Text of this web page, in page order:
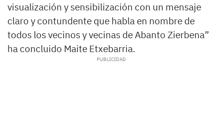
visualización y sensibilización con un mensaje
claro y contundente que habla en nombre de
todos los vecinos y vecinas de Abanto Zierbena”
ha concluido Maite Etxebarria.